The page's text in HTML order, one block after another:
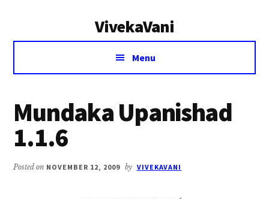
VivekaVani
Voice
Vivekananda
Menu
Mundaka Upanishad
1.1.6
Posted on NOVEMBER 12, 2009 by VIVEKAVANI